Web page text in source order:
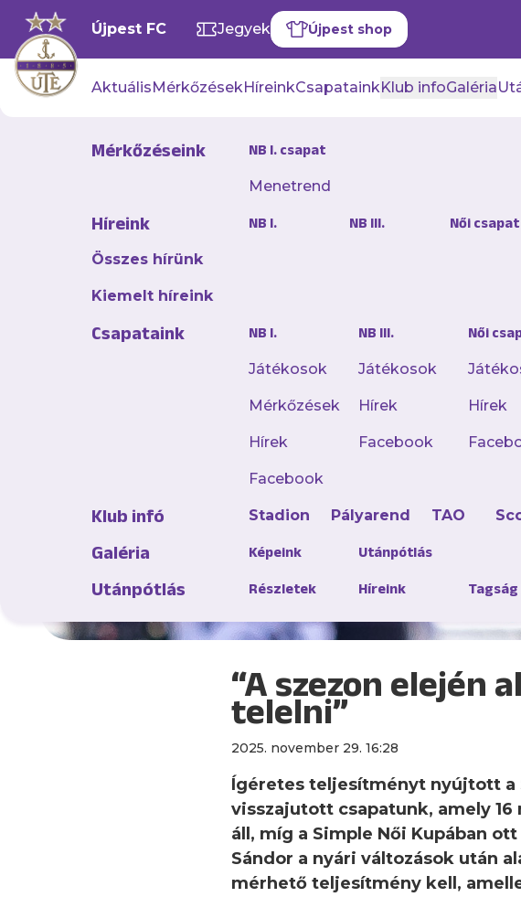
Újpest FC Jegyek Újpest shop
AktuálisMérkőzésekHíreinkCsapatainkKlub infoGaléria
Mérkőzéseink NB I. csapat
Menetrend
Híreink
Összes hírünk
Kiemelt híreink
NB I. NB III. Női csapat
Csapataink NB I.
Játékosok
Mérkőzések
Hírek
Facebook
NB III.
Játékosok
Hírek
Facebook
Női
Hírek
Klub infó Stadion Pályarend TAO
Galéria Képeink Utánpótlás
Utánpótlás Részletek Híreink
“A szezon elején
telelni”
2025. november 29. 16:28
Ígéretes teljesítményt nyújtott a
visszajutott csapatunk, amely
áll, míg a Simple Női Kupában
Sándor a nyári változások után
mérhető teljesítmény kell,